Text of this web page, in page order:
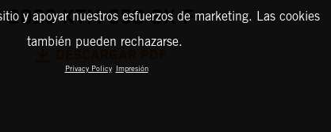
2026 KTM 350 SX-F
y apoyar nuestros esfuerzos de marketing. Las cookies
también pueden rechazarse.
Privacy Policy Impresión